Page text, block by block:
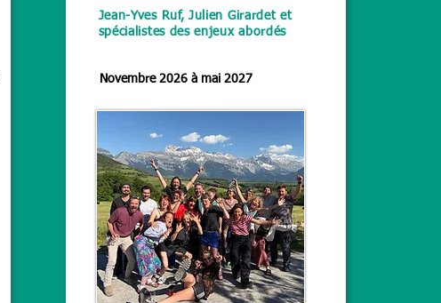
Jean-Yves Ruf, Julien Girardet et
spécialistes des enjeux abordés
Novembre 2026 à mai 2027